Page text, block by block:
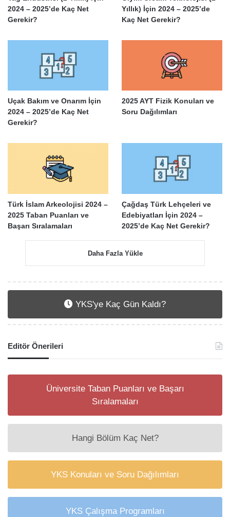
2024 – 2025’de Kaç Net
Gerekir?
Yıllık) İçin 2024 – 2025’de
Kaç Net Gerekir?
Uçak Bakım ve Onarım İçin
2024 – 2025’de Kaç Net
Gerekir?
2025 AYT Fizik Konuları ve
Soru Dağılımları
Türk İslam Arkeolojisi 2024 –
2025 Taban Puanları ve
Başarı Sıralamaları
Çağdaş Türk Lehçeleri ve
Edebiyatları İçin 2024 –
2025’de Kaç Net Gerekir?
Daha Fazla Yükle
YKS'ye Kaç Gün Kaldı?
Editör Önerileri
Üniversite Taban Puanları ve Başarı
Sıralamaları
Hangi Bölüm Kaç Net?
YKS Konuları ve Soru Dağılımları
YKS Çalışma Programları